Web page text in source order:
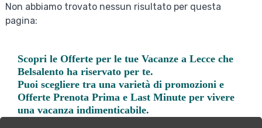
Non abbiamo trovato nessun risultato per questa
pagina:
Scopri leOfferte per le tue Vacanze a Lecce che
Belsalento ha riservato per te.
Puoi scegliere tra una varietà di promozioni e
Offerte Prenota Prima e Last Minute per vivere
una vacanza indimenticabile.